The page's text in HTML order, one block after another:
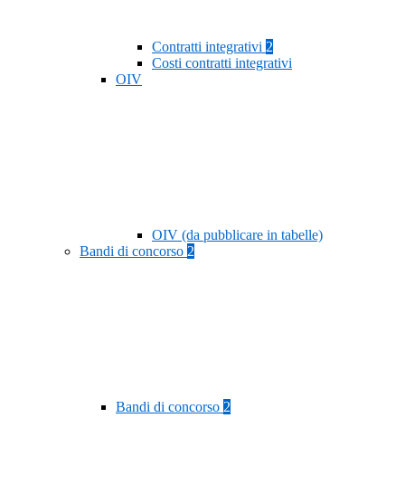
Contratti integrativi 2
Costi contratti integrativi
OIV
OIV (da pubblicare in tabelle)
Bandi di concorso 2
Bandi di concorso 2